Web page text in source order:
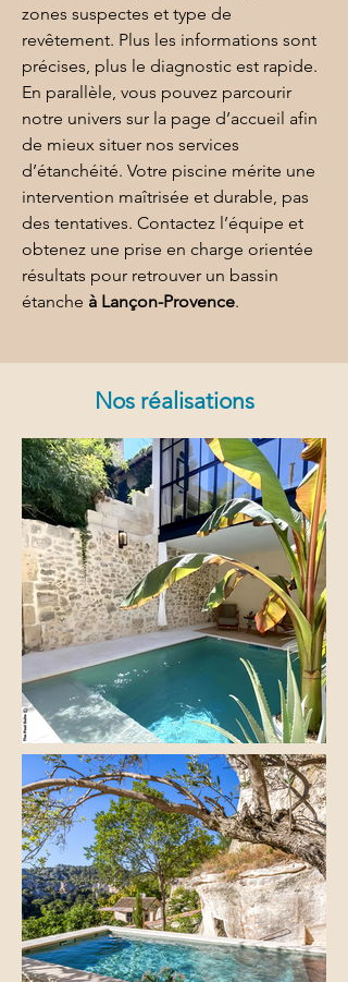
zones suspectes et type de
revêtement. Plus les informations sont
précises, plus le diagnostic est rapide.
En parallèle, vous pouvez parcourir
notre univers sur la page d’accueil afin
de mieux situer nos services
d’étanchéité. Votre piscine mérite une
intervention maîtrisée et durable, pas
des tentatives. Contactez l’équipe et
obtenez une prise en charge orientée
résultats pour retrouver un bassin
étanche à Lançon-Provence.
Nos réalisations